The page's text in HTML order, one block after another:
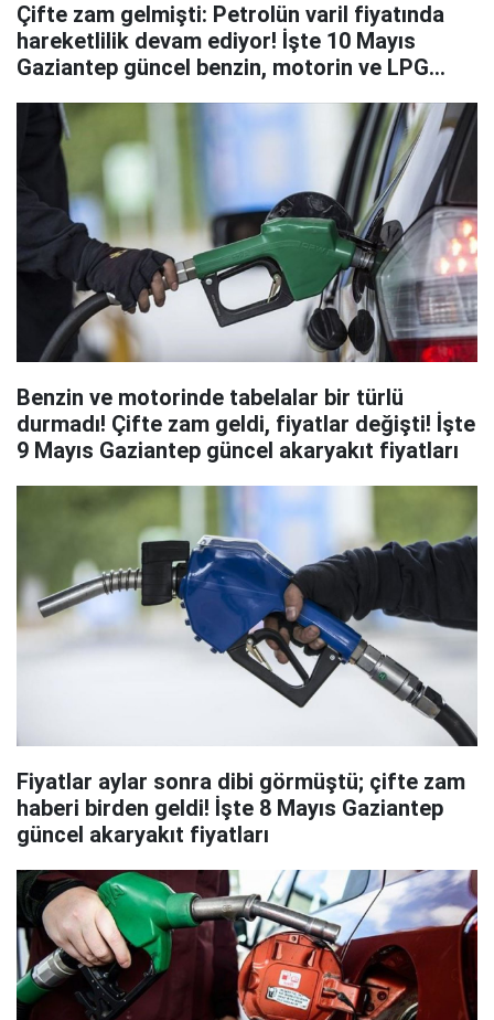
Çifte zam gelmişti: Petrolün varil fiyatında
hareketlilik devam ediyor! İşte 10 Mayıs
Gaziantep güncel benzin, motorin ve LPG
Benzin ve motorinde tabelalar bir türlü
durmadı! Çifte zam geldi, fiyatlar değişti! İşte
9 Mayıs Gaziantep güncel akaryakıt fiyatları
Fiyatlar aylar sonra dibi görmüştü; çifte zam
haberi birden geldi! İşte 8 Mayıs Gaziantep
güncel akaryakıt fiyatları